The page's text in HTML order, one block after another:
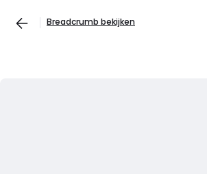
Breadcrumb bekijken